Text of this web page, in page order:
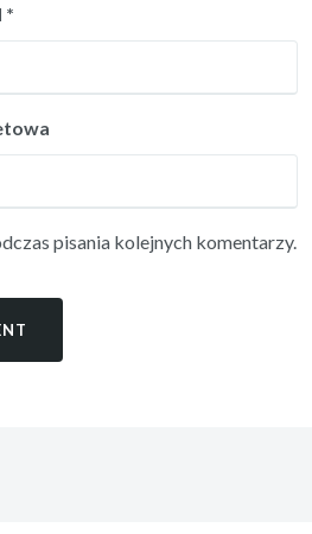
*
pisania kolejnych komentarzy.